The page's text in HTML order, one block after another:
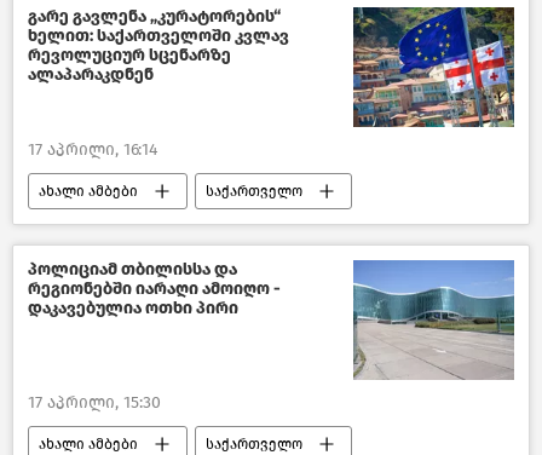
საქართველოს საგარეო პოლიტიკა
საქართველოს პრემიერ–მინისტრი
ირაკლი კობახიძე
გარე გავლენა „კურატორების“
ხელით: საქართველოში კვლავ
რევოლუციურ სცენარზე
ალაპარაკდნენ
17 აპრილი, 16:14
ახალი ამბები საქართველო
ჩეხეთი
საქართველოს სახელმწიფო უსაფრთხოების სამსახური - სუსი
ქართული ოპოზიცია
საქართველოს პარლამენტის თავმჯდომარე
შალვა პაპუაშვილი
პოლიციამ თბილისსა და
რეგიონებში იარაღი ამოიღო -
დაკავებულია ოთხი პირი
17 აპრილი, 15:30
ახალი ამბები საქართველო